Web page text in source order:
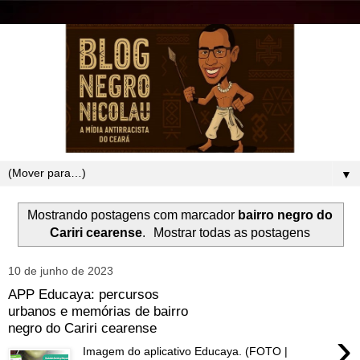
▼
Mostrando postagens com marcador bairro negro do
Cariri cearense. Mostrar todas as postagens
10 de junho de 2023
APP Educaya: percursos
urbanos e memórias de bairro
negro do Cariri cearense
Imagem do aplicativo Educaya. (FOTO |